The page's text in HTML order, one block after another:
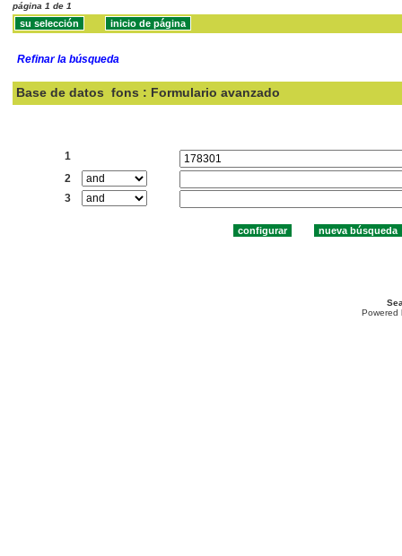
página 1 de 1
Refinar la búsqueda
Base de datos fons : Formulario avanzado
1
2
3